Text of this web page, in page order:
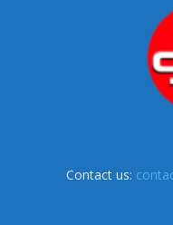
Contact us: